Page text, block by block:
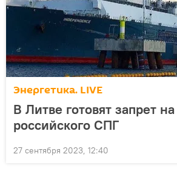
Энергетика. LIVE
В Литве готовят запрет
российского СПГ
27 сентября 2023, 12:40